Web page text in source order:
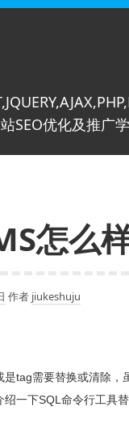
SEO优化及推广
怎么
作者 jiukeshuju
是tag需要替换或清除
一下SQL命令行工具